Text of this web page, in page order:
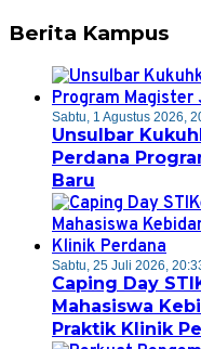
Berita Kampus
Sabtu, 1 Agustus 2026,
Unsulbar
Perdana
Baru
Sabtu, 25 Juli 2026,
Caping Day
Mahasiswa
Praktik Klinik